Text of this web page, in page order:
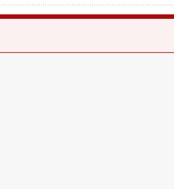
治午间酒驾